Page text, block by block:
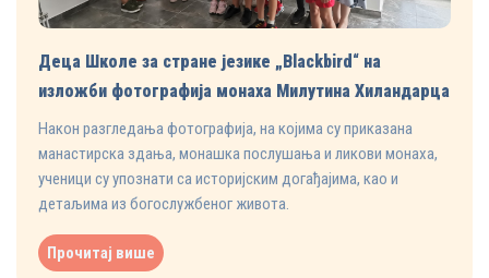
Деца Школе за стране језике „Blackbird“ на
изложби фотографија монаха Милутина Хиландарца
Након разгледања фотографија, на којима су приказана
манастирска здања, монашка послушања и ликови монаха,
ученици су упознати са историјским догађајима, као и
детаљима из богослужбеног живота.
Прочитај више